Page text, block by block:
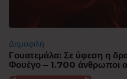
Δημοφιλή
Γουατεμάλα: Σε ύφεση η
Φουέγο – 1.700 άνθρωποι